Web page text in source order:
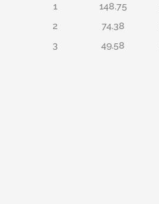
1
148.75
2
74.38
3
49.58